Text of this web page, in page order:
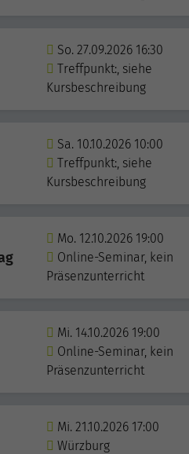
So. 27.09.2026 16:30
Treffpunkt:, siehe
Kursbeschreibung
Sa. 10.10.2026 10:00
Treffpunkt:, siehe
Kursbeschreibung
Mo. 12.10.2026 19:00
Online-Seminar, kein
Präsenzunterricht
Mi. 14.10.2026 19:00
Online-Seminar, kein
Präsenzunterricht
Mi. 21.10.2026 17:00
Würzburg